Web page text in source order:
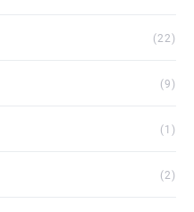
(22)
(9)
(1)
(2)